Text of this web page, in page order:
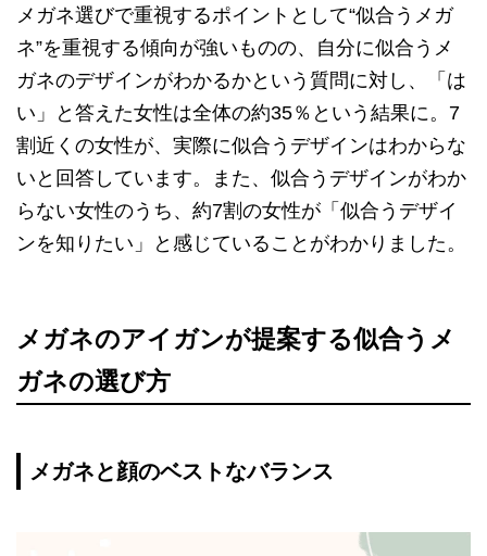
メガネ選びで重視するポイントとして“似合うメガ
ネ”を重視する傾向が強いものの、自分に似合うメ
ガネのデザインがわかるかという質問に対し、「は
い」と答えた女性は全体の約35％という結果に。7
割近くの女性が、実際に似合うデザインはわからな
いと回答しています。また、似合うデザインがわか
らない女性のうち、約7割の女性が「似合うデザイ
ンを知りたい」と感じていることがわかりました。
メガネのアイガンが提案する似合うメ
ガネの選び方
メガネと顔のベストなバランス